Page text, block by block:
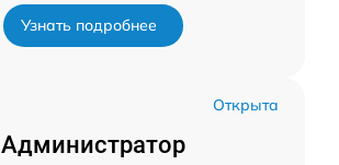
Узнать подробнее
Открыта
Администратор